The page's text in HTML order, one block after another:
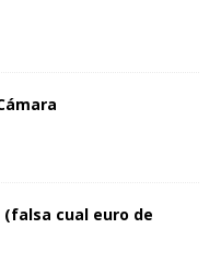
cual euro de